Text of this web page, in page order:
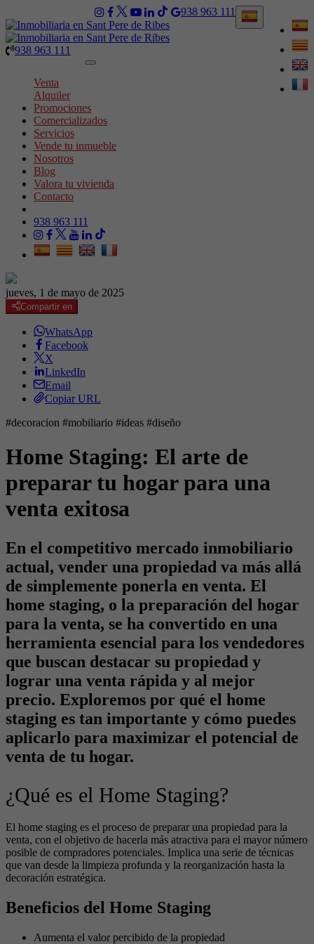
938 963 111
938 963 111
Toggle
Venta
Alquiler
Promociones
Comercializados
Servicios
Vende tu inmueble
Nosotros
Blog
Valora tu vivienda
Contacto
938 963 111
jueves, 1 de mayo de 2025
Compartir en
WhatsApp
Facebook
X
LinkedIn
Email
Copiar URL
#decoracion #mobiliario #ideas #diseño
Home Staging: El arte de
preparar tu hogar para una
venta exitosa
En el competitivo mercado inmobiliario
actual, vender una propiedad va más allá
de simplemente ponerla en venta. El
home staging, o la preparación del hogar
para la venta, se ha convertido en una
herramienta esencial para los vendedores
que buscan destacar su propiedad y
lograr una venta rápida y al mejor
precio. Exploremos por qué el home
staging es tan importante y cómo puedes
aplicarlo para maximizar el potencial de
venta de tu hogar.
¿Qué es el Home Staging?
El home staging es el proceso de preparar una propiedad para la
venta, con el objetivo de hacerla más atractiva para el mayor número
posible de compradores potenciales. Implica una serie de técnicas
que van desde la limpieza profunda y la reorganización hasta la
decoración estratégica.
Beneficios del Home Staging
Aumenta el valor percibido de la propiedad